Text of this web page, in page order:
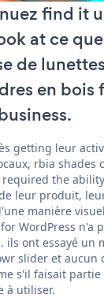
find it
at ce
de
en bois
getting leur
rbia shades
the
leur produit,
manière
WordPress n'a
ils ont essayé un
slider et aucun
s'il faisait
à utiliser.